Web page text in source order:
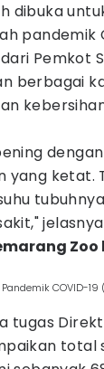
dibuka
pandemik
Pemkot
berbagai
yang ketat.
COVID-19
tugas
total